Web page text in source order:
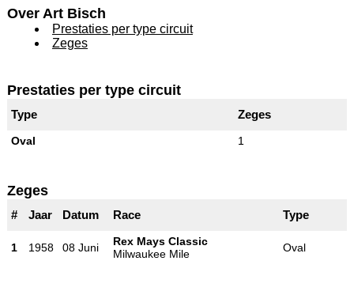
Over Art Bisch
Prestaties per type circuit
Zeges
Prestaties per type circuit
Type Zeges
Oval 1
Zeges
# Jaar Datum Race Type
1 1958 08 Juni
Rex Mays Classic
Milwaukee Mile
Oval